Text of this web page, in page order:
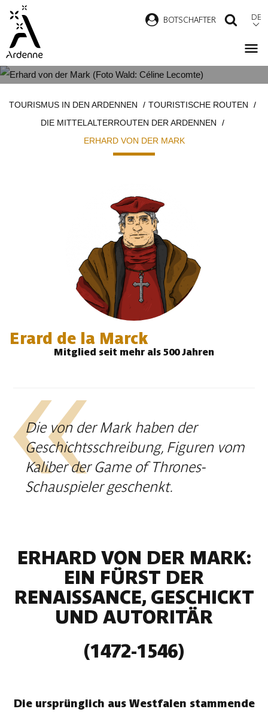
Direkt
zum
Inhalt
BOTSCHAFTER DE
TOURISMUS IN DEN ARDENNEN
TOURISTISCHE ROUTEN
DIE MITTELALTERROUTEN DER ARDENNEN
ERHARD VON DER MARK
Erard de la Marck
Mitglied seit mehr als 500 Jahren
Die von der Mark haben der
Geschichtsschreibung, Figuren vom
Kaliber der Game of Thrones-
Schauspieler geschenkt.
ERHARD VON DER MARK:
EIN FÜRST DER
RENAISSANCE, GESCHICKT
UND AUTORITÄR
(1472-1546)
Die ursprünglich aus Westfalen stammende